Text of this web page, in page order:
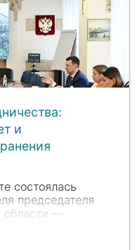
и
состоялась
председателя
—
Забелина